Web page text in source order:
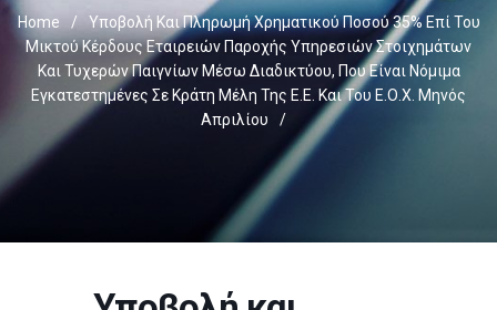
Home /
Υποβολή Και Πληρωμή Χρηματικού Ποσού 35% Επί Του
Μικτού Κέρδους Εταιρειών Παροχής Υπηρεσιών Στοιχημάτων
Και Τυχερών Παιγνίων Μέσω Διαδικτύου, Που Είναι Νόμιμα
Εγκατεστημένες Σε Κράτη Μέλη Της Ε.Ε. Και Του Ε.Ο.Χ. Μηνός
Απριλίου
/